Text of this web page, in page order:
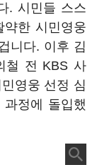
. 시민들 스스
한 시민영웅
니다. 이후 김
철 전 KBS 사
영웅 선정 심
정에 돌입했